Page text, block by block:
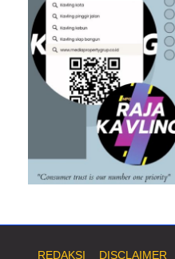
REDAKSI DISCLAIMER